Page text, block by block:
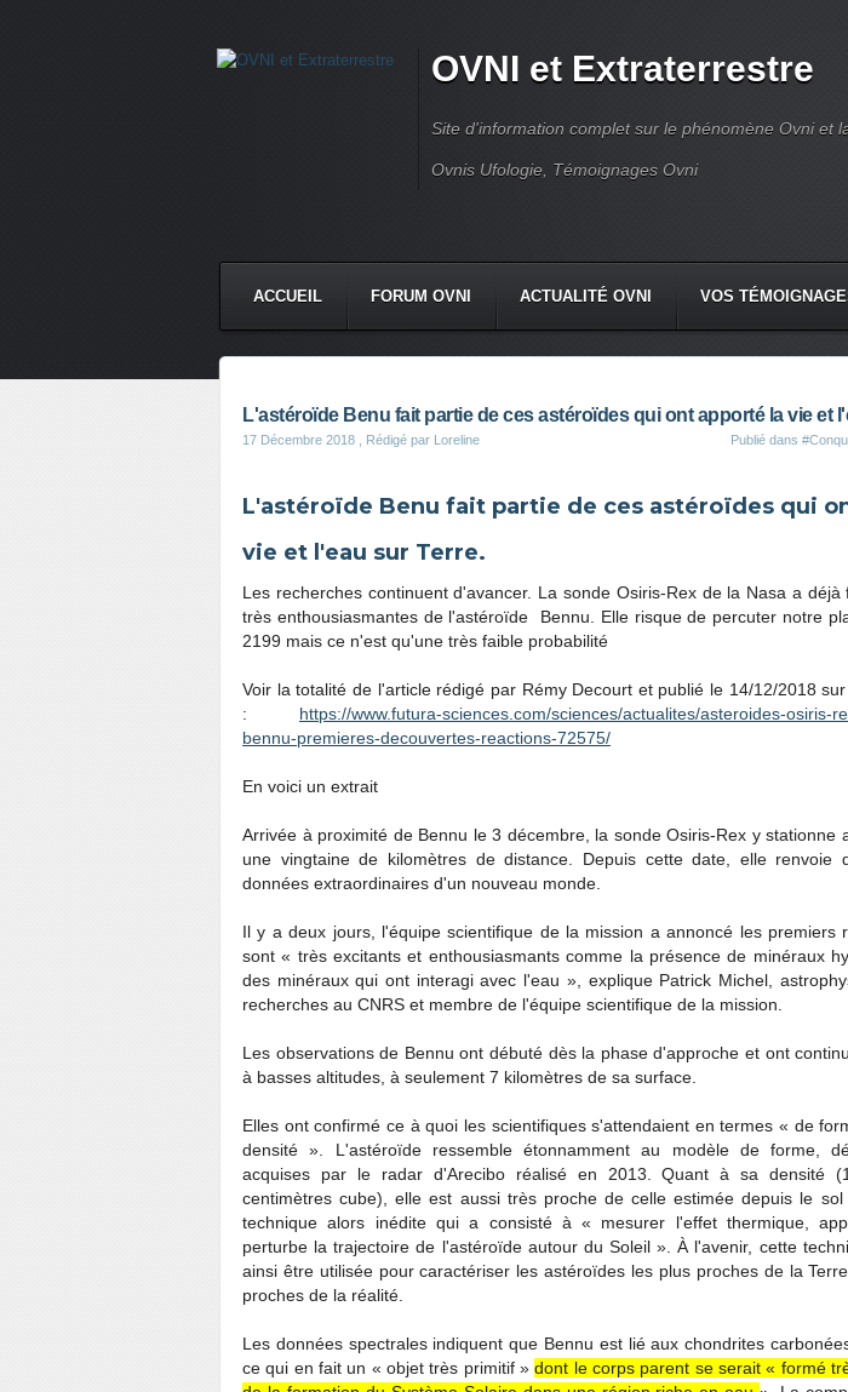
OVNI et Extraterrestre
Site d'information complet sur le phénomène Ovni et
Ovnis Ufologie, Témoignages Ovni
ACCUEIL FORUM OVNI ACTUALITÉ OVNI VOS
L'astéroïde Benu fait partie de ces astéroïdes qui ont apporté la vie et
17 Décembre 2018 , Rédigé par Loreline Publié dans
L'astéroïde Benu fait partie de ces astéroïdes qui
vie et l'eau sur Terre.
Les recherches continuent d'avancer. La sonde Osiris-Rex de la Nasa a déjà
très enthousiasmantes de l'astéroïde Bennu. Elle risque de percuter notre
2199 mais ce n'est qu'une très faible probabilité
Voir la totalité de l'article rédigé par Rémy Decourt et publié le 14/12/2018
: https://www.futura-sciences.com/sciences/actualites/asteroides-osiris-
bennu-premieres-decouvertes-reactions-72575/
En voici un extrait
Arrivée à proximité de Bennu le 3 décembre, la sonde Osiris-Rex y stationne
une vingtaine de kilomètres de distance. Depuis cette date, elle renvoie
données extraordinaires d'un nouveau monde.
Il y a deux jours, l'équipe scientifique de la mission a annoncé les premiers
sont « très excitants et enthousiasmants comme la présence de minéraux
des minéraux qui ont interagi avec l'eau », explique Patrick Michel,
recherches au CNRS et membre de l'équipe scientifique de la mission.
Les observations de Bennu ont débuté dès la phase d'approche et ont
à basses altitudes, à seulement 7 kilomètres de sa surface.
Elles ont confirmé ce à quoi les scientifiques s'attendaient en termes « de
densité ». L'astéroïde ressemble étonnamment au modèle de forme,
acquises par le radar d'Arecibo réalisé en 2013. Quant à sa densité
centimètres cube), elle est aussi très proche de celle estimée depuis le
technique alors inédite qui a consisté à « mesurer l'effet thermique,
perturbe la trajectoire de l'astéroïde autour du Soleil ». À l'avenir, cette
ainsi être utilisée pour caractériser les astéroïdes les plus proches de la
proches de la réalité.
Les données spectrales indiquent que Bennu est lié aux chondrites
ce qui en fait un « objet très primitif »dont le corps parent se serait « formé